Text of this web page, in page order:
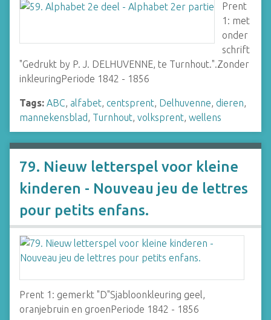
Prent
1: met
onder
schrift
"Gedrukt by P. J. DELHUVENNE, te Turnhout.".Zonder
inkleuringPeriode 1842 - 1856
Tags: ABC, alfabet, centsprent, Delhuvenne, dieren,
mannekensblad, Turnhout, volksprent, wellens
79. Nieuw letterspel voor kleine
kinderen - Nouveau jeu de lettres
pour petits enfans.
Prent 1: gemerkt "D"Sjabloonkleuring geel,
oranjebruin en groenPeriode 1842 - 1856